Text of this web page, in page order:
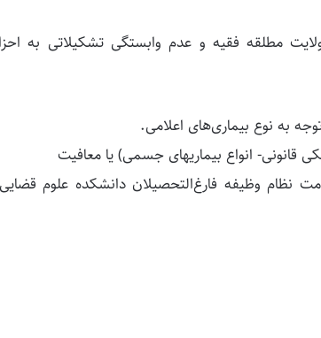
مطلقه فقیه و عدم وابستگی تشکیلاتی به
به نوع بیماری‌های اعلامی.
انواع بیماریهای جسمی) یا معافیت
نظام وظیفه فارغ‌التحصیلان دانشکده علوم